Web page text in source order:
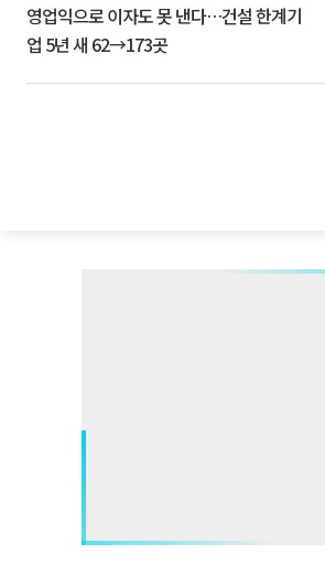
영업익으로 이자도 못 낸다…건설 한계기
업 5년 새 62→173곳